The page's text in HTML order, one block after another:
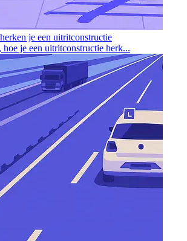
je een uitritconstructie
je een uitritconstructie herk...